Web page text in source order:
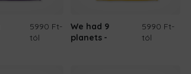
5990 Ft-
tól
We had 9
planets
5990 Ft-
tól